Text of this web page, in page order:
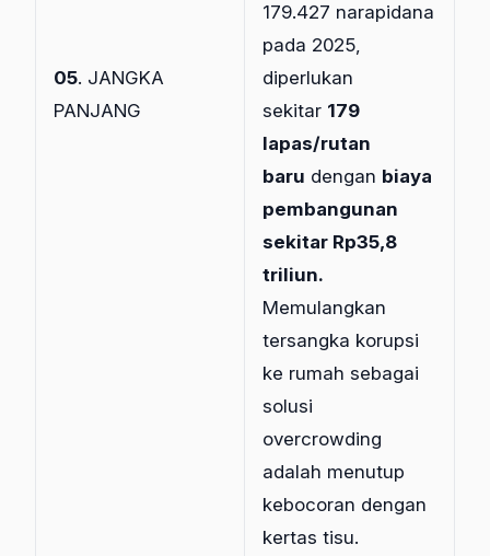
05. JANGKA
PANJANG
179.427 narapidana
pada 2025,
diperlukan
sekitar 179
lapas/rutan
baru dengan biaya
pembangunan
sekitar Rp35,8
triliun.
Memulangkan
tersangka korupsi
ke rumah sebagai
solusi
overcrowding
adalah menutup
kebocoran dengan
kertas tisu.